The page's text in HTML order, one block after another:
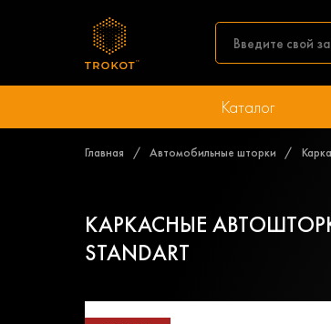
Каталог
Главная Автомобильные шторки
КАРКАСНЫЕ
STANDART